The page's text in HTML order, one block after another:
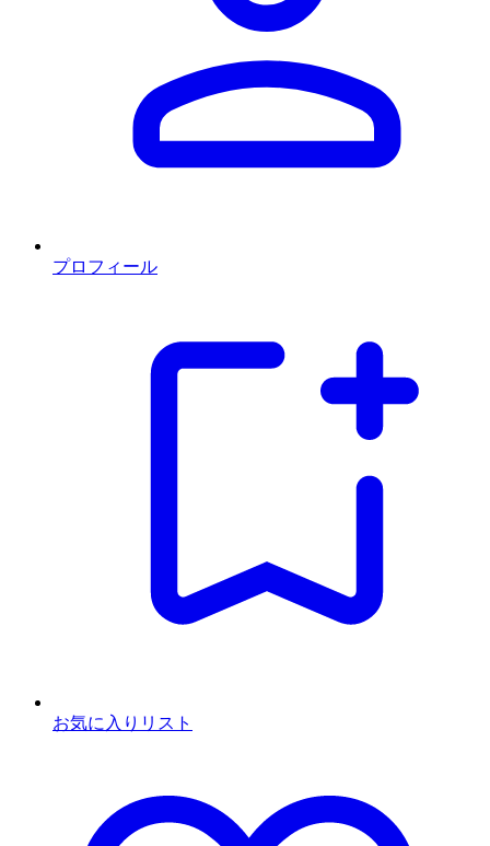
プロフィール
お気に入りリスト